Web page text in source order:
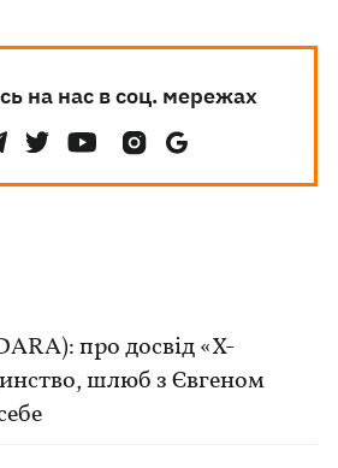
на нас в соц. мережах
про досвід «Х-
шлюб з Євгеном